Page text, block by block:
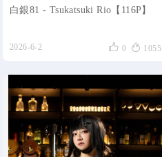
白銀81 - Tsukatsuki Rio【116P】
2026-6-2  0  1055